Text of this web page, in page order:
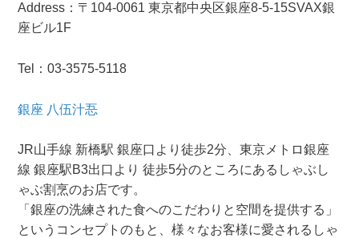
Address ： 〒104-0061 東京都中央区銀座8-5-15SVAX銀
座ビル1F
Tel ：03-3575-5118
銀座 八伍汁忢
JR山手線 新橋駅 銀座口より徒歩2分、東京メトロ銀座
線 銀座駅B3出口より 徒歩5分のところにあるしゃぶし
ゃぶ割烹のお店です。
「銀座の洗練された食へのこだわりと空間を提供する」
というコンセプトのもと、様々なお客様に愛されるしゃ